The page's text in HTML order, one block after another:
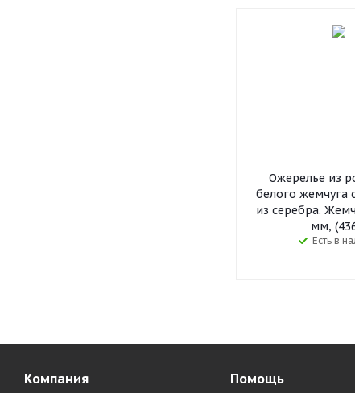
Ожерелье из
белого жемчуга
из серебра.
мм,
Есть в
Компания Помощь